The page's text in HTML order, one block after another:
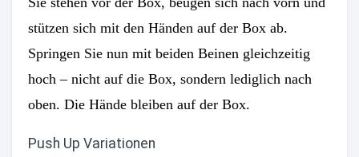
stützen sich mit den Händen auf der Box ab.
Springen Sie nun mit beiden Beinen gleichzeitig
hoch – nicht auf die Box, sondern lediglich nach
oben. Die Hände bleiben auf der Box.
Push Up Variationen